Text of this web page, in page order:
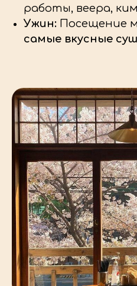
работы, веера,
Ужин: Посещение
самые вкусные
ОТЕЛЬ В ТОКИО